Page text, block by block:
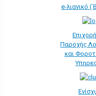
e-λιανικό
Παροχής
και